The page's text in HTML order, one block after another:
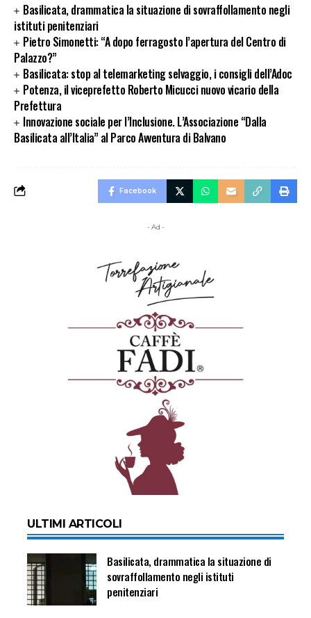
Basilicata, drammatica la situazione di sovraffollamento negli
istituti penitenziari
Pietro Simonetti: “A dopo ferragosto l’apertura del Centro di
Palazzo?”
Basilicata: stop al telemarketing selvaggio, i consigli dell’Adoc
Potenza, il viceprefetto Roberto Micucci nuovo vicario della
Prefettura
Innovazione sociale per l’Inclusione. L’Associazione “Dalla
Basilicata all’Italia” al Parco Avventura di Balvano
Facebook
- Ad -
ULTIMI ARTICOLI
Basilicata, drammatica la situazione di
sovraffollamento negli istituti
penitenziari